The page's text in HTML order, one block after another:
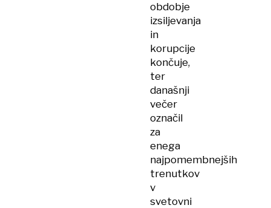
obdobje
izsiljevanja
in
korupcije
končuje,
ter
današnji
večer
označil
za
enega
najpomembnejših
trenutkov
v
svetovni